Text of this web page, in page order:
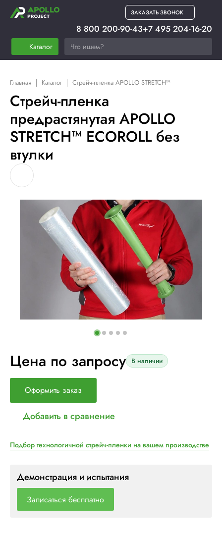
ЗАКАЗАТЬ ЗВОНОК
Каталог
8 800 200-90-43+7 495 204-16-20
Главная Каталог Стрейч-пленка APOLLO STRETCH™
Стрейч-пленка
предрастянутая APOLLO
STRETCH™ ECOROLL без
втулки
Цена по запросу В наличии
Оформить заказ
Добавить в сравнение
Подбор технологичной стрейч-пленки на вашем производстве
Демонстрация и испытания
Записаться бесплатно